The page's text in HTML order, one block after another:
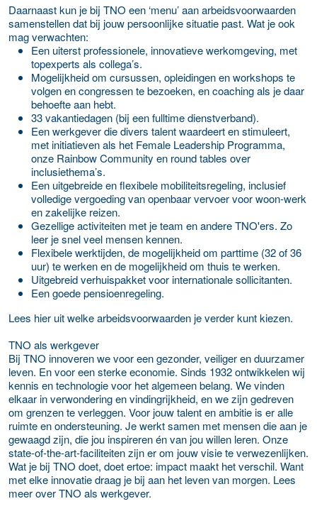
Daarnaast kun je bij TNO een ‘menu’ aan arbeidsvoorwaarden
samenstellen dat bij jouw persoonlijke situatie past. Wat je ook
mag verwachten:
Een uiterst professionele, innovatieve werkomgeving, met
topexperts als collega’s.
Mogelijkheid om cursussen, opleidingen en workshops te
volgen en congressen te bezoeken, en coaching als je daar
behoefte aan hebt.
33 vakantiedagen (bij een fulltime dienstverband).
Een werkgever die divers talent waardeert en stimuleert,
met initiatieven als het Female Leadership Programma,
onze Rainbow Community en round tables over
inclusiethema’s.
Een uitgebreide en flexibele mobiliteitsregeling, inclusief
volledige vergoeding van openbaar vervoer voor woon-werk
en zakelijke reizen.
Gezellige activiteiten met je team en andere TNO'ers. Zo
leer je snel veel mensen kennen.
Flexibele werktijden, de mogelijkheid om parttime (32 of 36
uur) te werken en de mogelijkheid om thuis te werken.
Uitgebreid verhuispakket voor internationale sollicitanten.
Een goede pensioenregeling.
Lees hier uit welke arbeidsvoorwaarden je verder kunt kiezen.
TNO als werkgever
Bij TNO innoveren we voor een gezonder, veiliger en duurzamer
leven. En voor een sterke economie. Sinds 1932 ontwikkelen wij
kennis en technologie voor het algemeen belang. We vinden
elkaar in verwondering en vindingrijkheid, en we zijn gedreven
om grenzen te verleggen. Voor jouw talent en ambitie is er alle
ruimte en ondersteuning. Je werkt samen met mensen die aan je
gewaagd zijn, die jou inspireren én van jou willen leren. Onze
state-of-the-art-faciliteiten zijn er om jouw visie te verwezenlijken.
Wat je bij TNO doet, doet ertoe: impact maakt het verschil. Want
met elke innovatie draag je bij aan het leven van morgen. Lees
meer over TNO als werkgever.